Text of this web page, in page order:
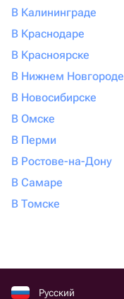
В Калининграде
В Краснодаре
В Красноярске
В Нижнем Новгороде
В Новосибирске
В Омске
В Перми
В Ростове-на-Дону
В Самаре
В Томске
Русский